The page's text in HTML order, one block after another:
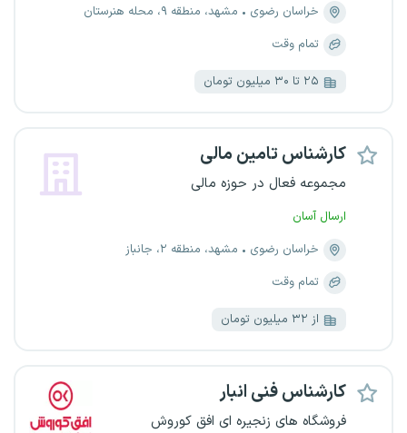
خراسان رضوی
مشهد، منطقه ۹، محله هنرستان
تمام وقت
۲۵ تا ۳۰ میلیون تومان
کارشناس تامین مالی
مجموعه فعال در حوزه مالی
ارسال آسان
خراسان رضوی
مشهد، منطقه ۲، جانباز
تمام وقت
از ۳۲ میلیون تومان
کارشناس فنی انبار
فروشگاه های زنجیره ای افق کوروش